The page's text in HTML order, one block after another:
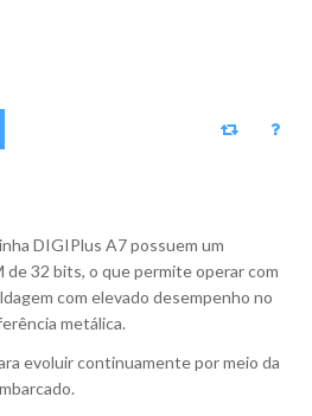
DIGIPlus A7 possuem um
de 32 bits, o que permite operar com
com elevado desempenho no
metálica.
evoluir continuamente por meio da